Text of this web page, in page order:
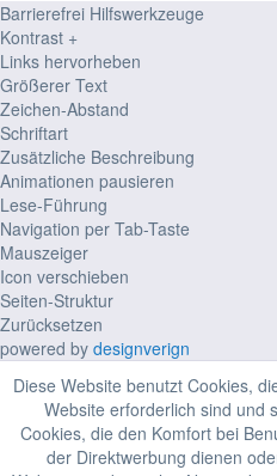
Diese Website benutzt Cookies,
Website erforderlich sind und
Cookies, die den Komfort bei
der Direktwerbung dienen
Barrierefrei Hilfswerkzeuge
Kontrast +
Links hervorheben
Größerer Text
Zeichen-Abstand
Schriftart
Zusätzliche Beschreibung
Animationen pausieren
Lese-Führung
Navigation per Tab-Taste
Mauszeiger
Icon verschieben
Seiten-Struktur
Zurücksetzen
powered by designverign